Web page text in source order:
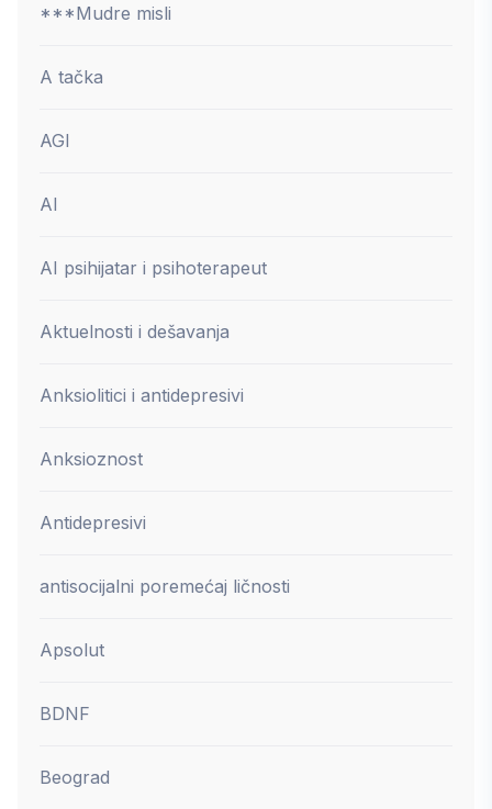
***Mudre misli
A tačka
AGI
AI
AI psihijatar i psihoterapeut
Aktuelnosti i dešavanja
Anksiolitici i antidepresivi
Anksioznost
Antidepresivi
antisocijalni poremećaj ličnosti
Apsolut
BDNF
Beograd